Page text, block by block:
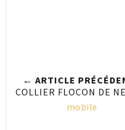
← ARTICLE
COLLIER FLOCON DE
mobile